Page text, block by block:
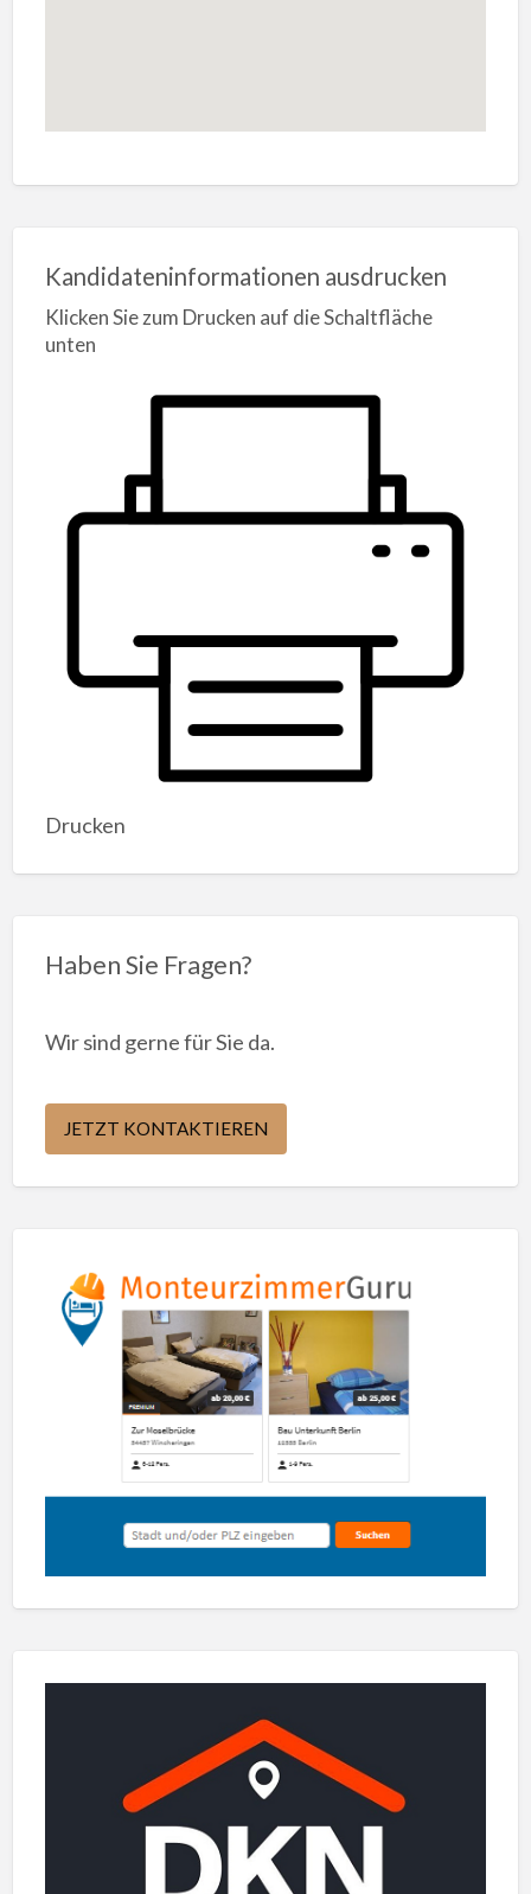
Kandidateninformationen ausdrucken
Klicken Sie zum Drucken auf die Schaltfläche
unten
Drucken
Haben Sie Fragen?
Wir sind gerne für Sie da.
JETZT KONTAKTIEREN